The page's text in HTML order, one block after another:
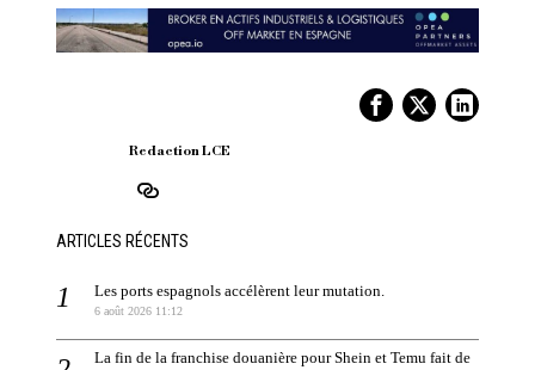
Redaction LCE
ARTICLES RÉCENTS
Les ports espagnols accélèrent leur mutation.
6 août 2026 11:12
La fin de la franchise douanière pour Shein et Temu fait de